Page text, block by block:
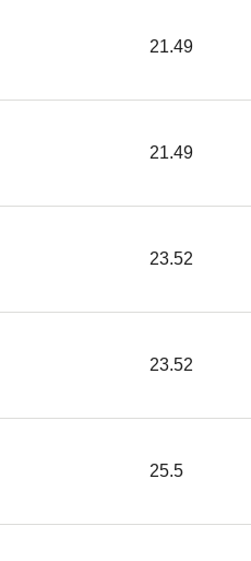
21.49
21.49
23.52
23.52
25.5